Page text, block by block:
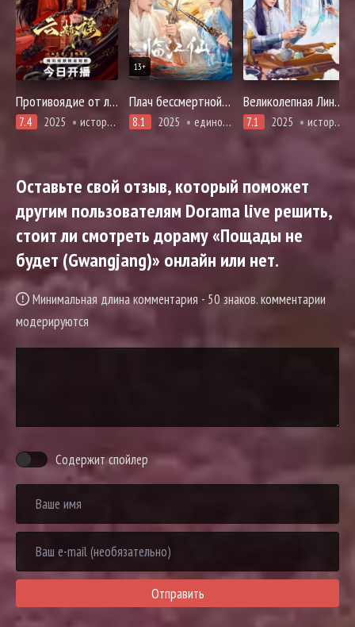
Противоядие от любви
7.4 2025 история, романтика
13+
Плач бессмертной реки
8.1 2025 единоборства, романтика, сянься, фэнтези
Великолепная Линь Цянь Цзинь
7.1 2025 история, мистика, расследование, романтика, фэнтези
Оставьте свой отзыв, который поможет
другим пользователям Dorama live решить,
стоит ли смотреть дораму «Пощады не
будет (Gwangjang)» онлайн или нет.
Минимальная длина комментария - 50 знаков. комментарии
модерируются
Содержит спойлер
Отправить